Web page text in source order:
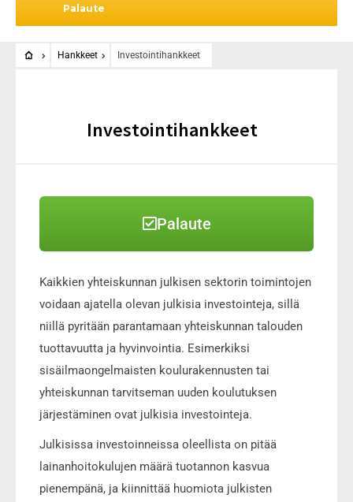
Palaute
Hankkeet Investointihankkeet
Investointihankkeet
Palaute
Kaikkien yhteiskunnan julkisen sektorin toimintojen
voidaan ajatella olevan julkisia investointeja, sillä
niillä pyritään parantamaan yhteiskunnan talouden
tuottavuutta ja hyvinvointia. Esimerkiksi
sisäilmaongelmaisten koulurakennusten tai
yhteiskunnan tarvitseman uuden koulutuksen
järjestäminen ovat julkisia investointeja.
Julkisissa investoinneissa oleellista on pitää
lainanhoitokulujen määrä tuotannon kasvua
pienempänä, ja kiinnittää huomiota julkisten